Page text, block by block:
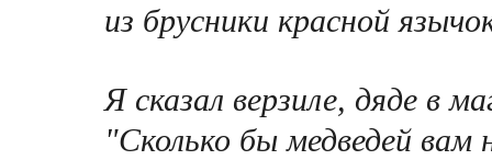
из брусники красной
Я сказал верзиле, дяде в
"Сколько бы медведей вам